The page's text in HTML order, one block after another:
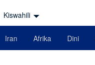
Kiswahili
Iran Afrika Dini